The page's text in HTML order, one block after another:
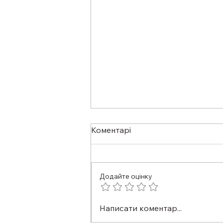
ФАХІВЦІ ІЗ СУПРОВОДУ
Коментарі
Додайте оцінку
Написати коментар...